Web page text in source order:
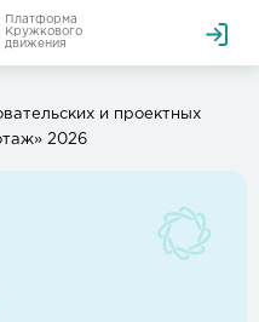
Платформа
Кружкового
движения
и проектных
2026